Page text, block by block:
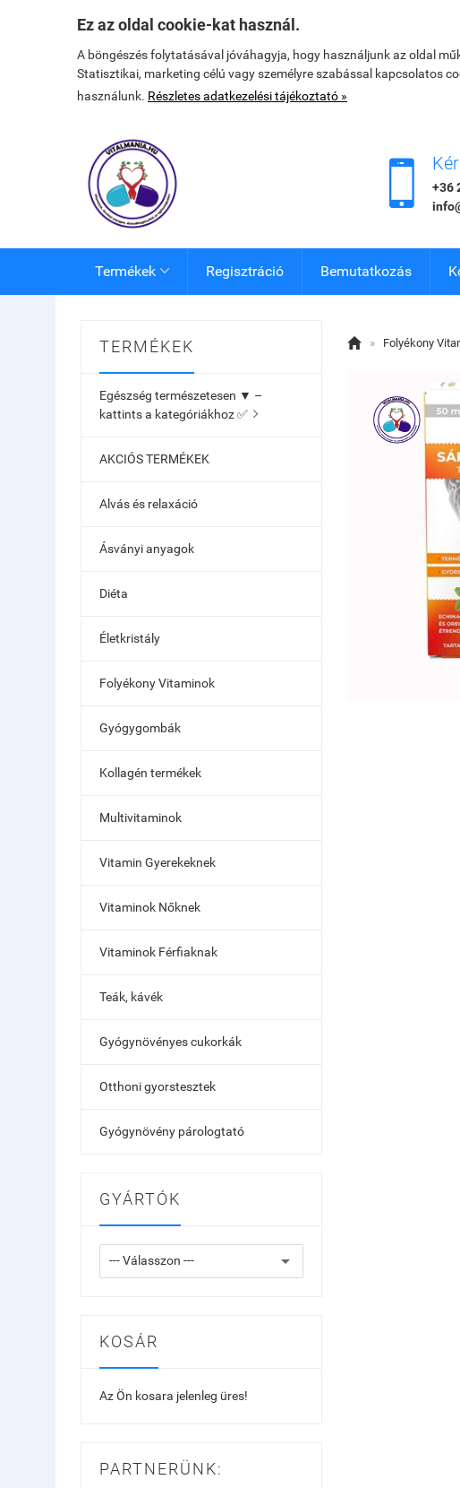
Ez az oldal cookie-kat használ.
A böngészés folytatásával jóváhagyja, hogy használjunk az oldal
Statisztikai, marketing célú vagy személyre szabással kapcsolatos
használunk. Részletes adatkezelési tájékoztató »

+36
Termékek  Regisztráció Bemutatkozás
TERMÉKEK
Egészség természetesen ▼ –
kattints a kategóriákhoz ✅ 
AKCIÓS TERMÉKEK
Alvás és relaxáció
Ásványi anyagok
Diéta
Életkristály
Folyékony Vitaminok
Gyógygombák
Kollagén termékek
Multivitaminok
Vitamin Gyerekeknek
Vitaminok Nőknek
Vitaminok Férfiaknak
Teák, kávék
Gyógynövényes cukorkák
Otthoni gyorstesztek
Gyógynövény párologtató
GYÁRTÓK
KOSÁR
Az Ön kosara jelenleg üres!
PARTNERÜNK:
 » Folyékony